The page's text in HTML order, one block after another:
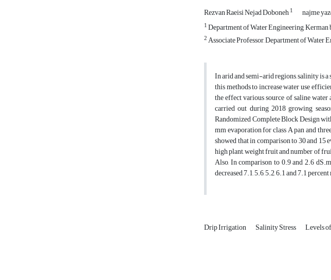
Rezvan Raeisi Nejad Doboneh1 najme
1Department of Water Engineering,
2Associate Professor, Department of Water
In arid and semi-arid regions, salinity is
this methods to increase water use
the effect various source of saline
carried out during 2018 growing
Randomized Complete Block Design
mm evaporation for class A pan and
showed that in comparison to 30 and
high plant, weight fruit and number of
Also, In comparison to 0.9 and 2.6
decreased 7.1, 5.6, 5.2, 6.1 and 7.1
Drip Irrigation Salinity Stress Levels